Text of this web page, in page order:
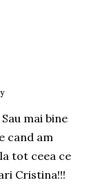
mai bine
cand am
tot ceea ce
Cristina!!!